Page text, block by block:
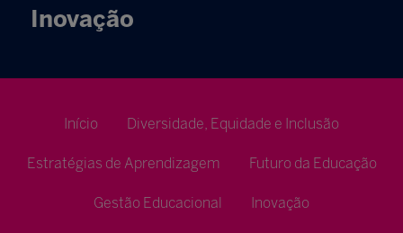
Inovação
Início Diversidade, Equidade e Inclusão
Estratégias de Aprendizagem Futuro da Educação
Gestão Educacional Inovação